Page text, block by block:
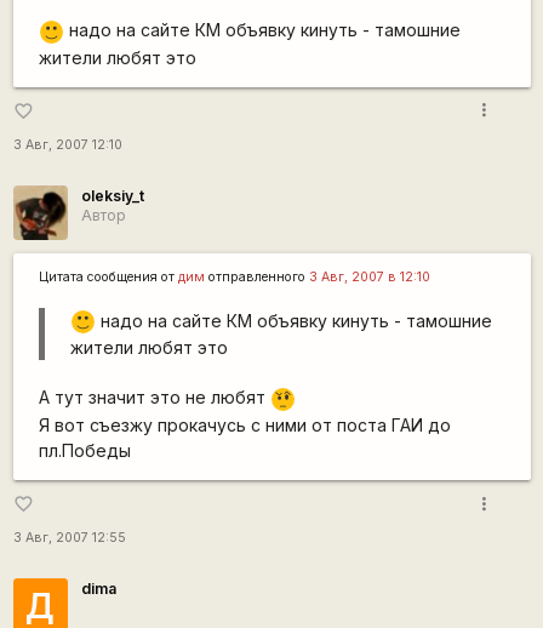
:)
надо на сайте КМ объявку кинуть - тамошние
жители любят это
favorite_border
3 Авг, 2007 12:10
more_vert
oleksiy_t
Автор
Цитата сообщения от дим отправленного 3 Авг, 2007 в 12:10
:)
надо на сайте КМ объявку кинуть - тамошние
жители любят это
А тут значит это не любят ???
Я вот съезжу прокачусь с ними от поста ГАИ до
пл.Победы
favorite_border
3 Авг, 2007 12:55
more_vert
Д dima